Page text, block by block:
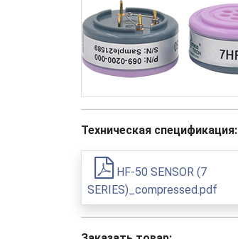
Техническая спецификация:
HF-50 SENSOR (7
SERIES)_compressed.pdf